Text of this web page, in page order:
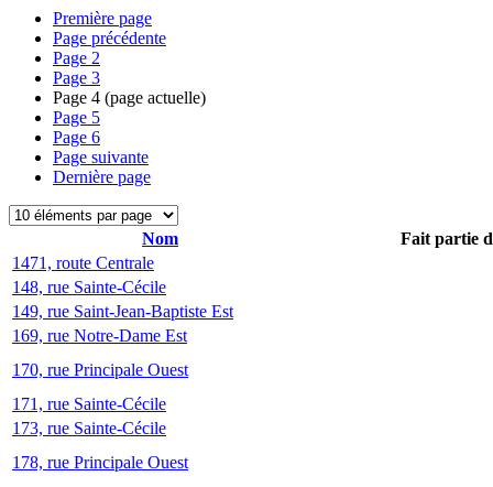
Première page
Page précédente
Page 2
Page 3
Page 4 (page actuelle)
Page 5
Page 6
Page suivante
Dernière page
Nom
Fait partie
1471, route Centrale
148, rue Sainte-Cécile
149, rue Saint-Jean-Baptiste Est
169, rue Notre-Dame Est
170, rue Principale Ouest
171, rue Sainte-Cécile
173, rue Sainte-Cécile
178, rue Principale Ouest